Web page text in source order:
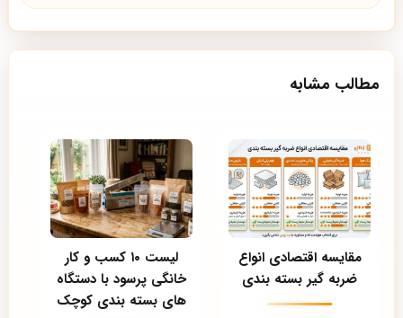
مطالب مشابه
مقایسه اقتصادی انواع
ضربه گیر بسته بندی
لیست ۱۰ کسب و کار
خانگی پرسود با دستگاه
های بسته بندی کوچک